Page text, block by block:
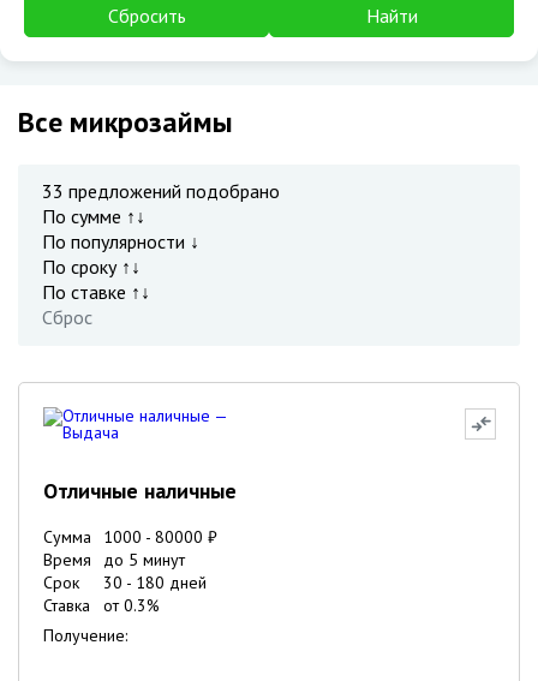
Сбросить Найти
Все микрозаймы
33 предложений подобрано
По сумме ↑↓
По популярности ↓
По сроку ↑↓
По ставке ↑↓
Сброс
Отличные наличные
Сумма 1000 - 80000 ₽
Время
до 5 минут
Срок
30 - 180 дней
Ставка
от0.3%
Получение: